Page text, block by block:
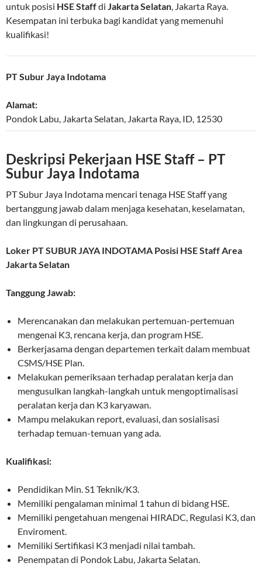
untuk posisi HSE Staffdi Jakarta Selatan, Jakarta Raya.
Kesempatan ini terbuka bagi kandidat yang memenuhi
kualifikasi!
PT Subur Jaya Indotama
Alamat:
Pondok Labu, Jakarta Selatan, Jakarta Raya, ID, 12530
Deskripsi Pekerjaan HSE Staff – PT
Subur Jaya Indotama
PT Subur Jaya Indotama mencari tenaga HSE Staff yang
bertanggung jawab dalam menjaga kesehatan, keselamatan,
dan lingkungan di perusahaan.
Loker PT SUBUR JAYA INDOTAMA Posisi HSE Staff Area
Jakarta Selatan
Tanggung Jawab:
Merencanakan dan melakukan pertemuan-pertemuan
mengenai K3, rencana kerja, dan program HSE.
Berkerjasama dengan departemen terkait dalam membuat
CSMS/HSE Plan.
Melakukan pemeriksaan terhadap peralatan kerja dan
mengusulkan langkah-langkah untuk mengoptimalisasi
peralatan kerja dan K3 karyawan.
Mampu melakukan report, evaluasi, dan sosialisasi
terhadap temuan-temuan yang ada.
Kualifikasi:
Pendidikan Min. S1 Teknik/K3.
Memiliki pengalaman minimal 1 tahun di bidang HSE.
Memiliki pengetahuan mengenai HIRADC, Regulasi K3, dan
Enviroment.
Memiliki Sertifikasi K3 menjadi nilai tambah.
Penempatan di Pondok Labu, Jakarta Selatan.